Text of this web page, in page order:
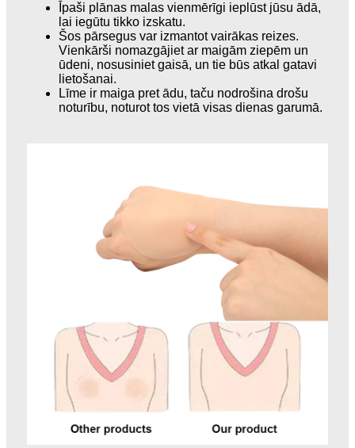
Īpaši plānas malas vienmērīgi ieplūst jūsu ādā,
lai iegūtu tikko izskatu.
Šos pārsegus var izmantot vairākas reizes.
Vienkārši nomazgājiet ar maigām ziepēm un
ūdeni, nosusiniet gaisā, un tie būs atkal gatavi
lietošanai.
Līme ir maiga pret ādu, taču nodrošina drošu
noturību, noturot tos vietā visas dienas garumā.